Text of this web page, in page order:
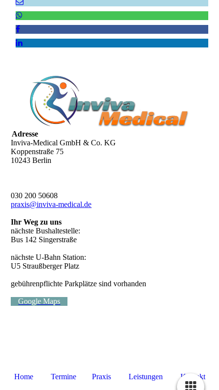
Adresse
Inviva-Medical GmbH & Co. KG
Koppenstraße 75
10243 Berlin
030 200 50608
praxis@inviva-medical.de
Ihr Weg zu uns
nächste Bushaltestelle:
Bus 142 Singerstraße
nächste U-Bahn Station:
U5 Straußberger Platz
gebührenpflichte Parkplätze sind vorhanden
Google Maps
Home Termine Praxis Leistungen Kontakt